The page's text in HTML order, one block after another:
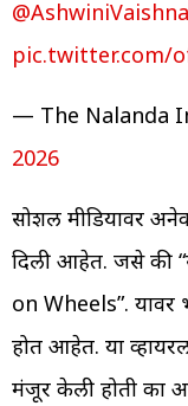
pic.twitter.com/
— The Nalanda
2026
सोशल मीडियावर
दिली आहेत. जसे की
on Wheels”.
होत आहेत. या
मंजूर केली होती का